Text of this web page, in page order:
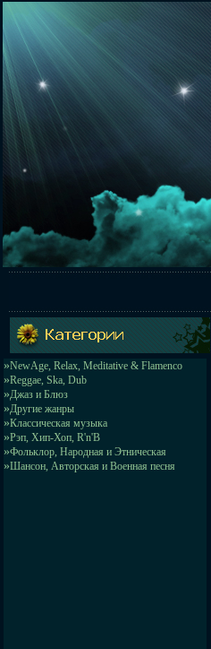
»NewAge, Relax, Meditative & Flamenco
»Reggae, Ska, Dub
»Джаз и Блюз
»Другие жанры
»Классическая музыка
»Рэп, Хип-Хоп, R'n'B
»Фольклор, Народная и Этническая
»Шансон, Авторская и Военная песня